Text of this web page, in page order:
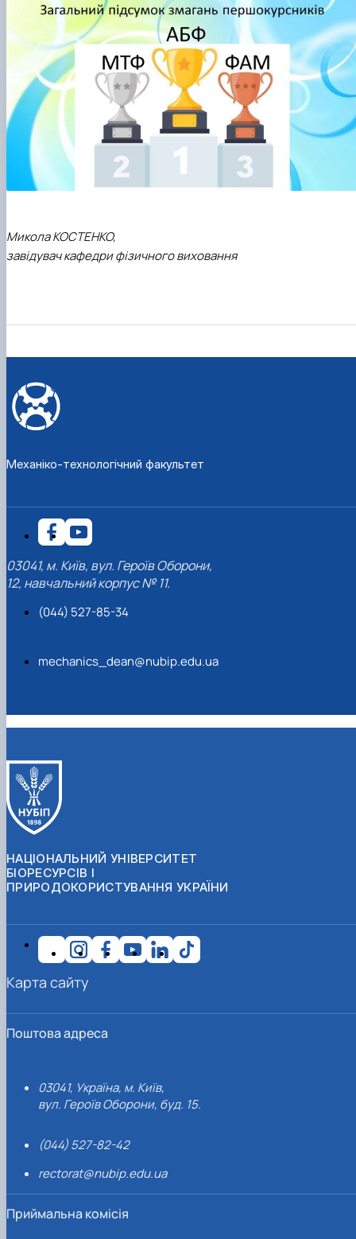
Микола КОСТЕНКО,
завідувач кафедри фізичного виховання
Механіко-технологічний факультет
03041, м. Київ, вул. Героїв Оборони,
12, навчальний корпус № 11.
(044) 527-85-34
mechanics_dean@nubip.edu.ua
НАЦІОНАЛЬНИЙ УНІВЕРСИТЕТ
БІОРЕСУРСІВ І
ПРИРОДОКОРИСТУВАННЯ УКРАЇНИ
Поштова адреса
03041, Україна, м. Київ,
вул. Героїв Оборони, буд. 15.
(044) 527-82-42
rectorat@nubip.edu.ua
Приймальна комісія
Карта сайту